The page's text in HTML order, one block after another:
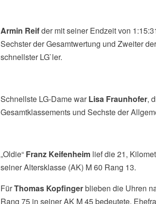
Armin Reifder mit seiner Endzeit von
Sechster der Gesamtwertung und Zweiter
schnellster LG`ler.
Schnellste LG-Dame warLisa Fraunhofer,
Gesamtklassements und Sechste der
„Oldie“ Franz Keifenheim lief die 21,
seiner Altersklasse (AK) M 60 Rang 13.
FürThomas Kopfingerblieben die Uhren
Rang 75 in seiner AK M 45 bedeutete.